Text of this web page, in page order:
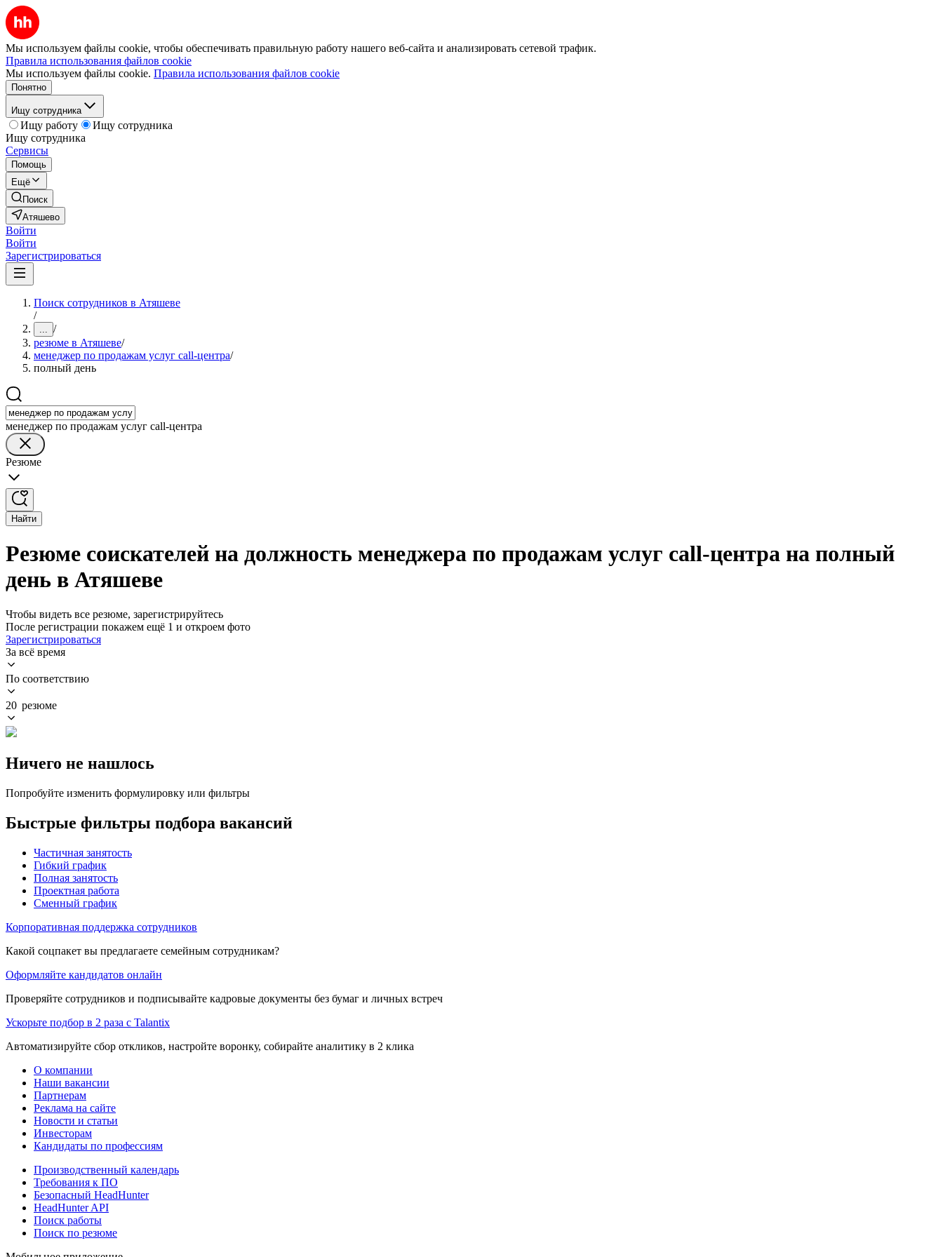
Мы используем файлы cookie, чтобы обеспечивать правильную работу нашего веб-сайта и анализировать сетевой трафик.
Правила использования файлов cookie
Мы используем файлы cookie. Правила использования файлов cookie
Понятно
Ищу сотрудника
Ищу работу
Ищу сотрудника
Ищу сотрудника
Сервисы
Помощь
Ещё
Поиск
Атяшево
Войти
Войти
Зарегистрироваться
Поиск сотрудников в Атяшеве
/
... /
резюме в Атяшеве/
менеджер по продажам услуг call-центра/
полный день
менеджер по продажам услуг call-центра
Резюме
Найти
Резюме соискателей на должность менеджера по продажам услуг call-центра на полный
день в Атяшеве
Чтобы видеть все резюме, зарегистрируйтесь
После регистрации покажем ещё 1 и откроем фото
Зарегистрироваться
За всё время
По соответствию
20 резюме
Ничего не нашлось
Попробуйте изменить формулировку или фильтры
Быстрые фильтры подбора вакансий
Частичная занятость
Гибкий график
Полная занятость
Проектная работа
Сменный график
Корпоративная поддержка сотрудников
Какой соцпакет вы предлагаете семейным сотрудникам?
Оформляйте кандидатов онлайн
Проверяйте сотрудников и подписывайте кадровые документы без бумаг и личных встреч
Ускорьте подбор в 2 раза с Talantix
Автоматизируйте сбор откликов, настройте воронку, собирайте аналитику в 2 клика
О компании
Наши вакансии
Партнерам
Реклама на сайте
Новости и статьи
Инвесторам
Кандидаты по профессиям
Производственный календарь
Требования к ПО
Безопасный HeadHunter
HeadHunter API
Поиск работы
Поиск по резюме